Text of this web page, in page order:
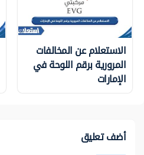
الاستعلام عن المخالفات
المرورية برقم اللوحة في
الإمارات
أضف تعليق